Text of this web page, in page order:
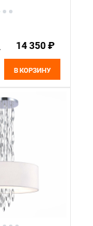
14 350 ₽
В КОРЗИНУ